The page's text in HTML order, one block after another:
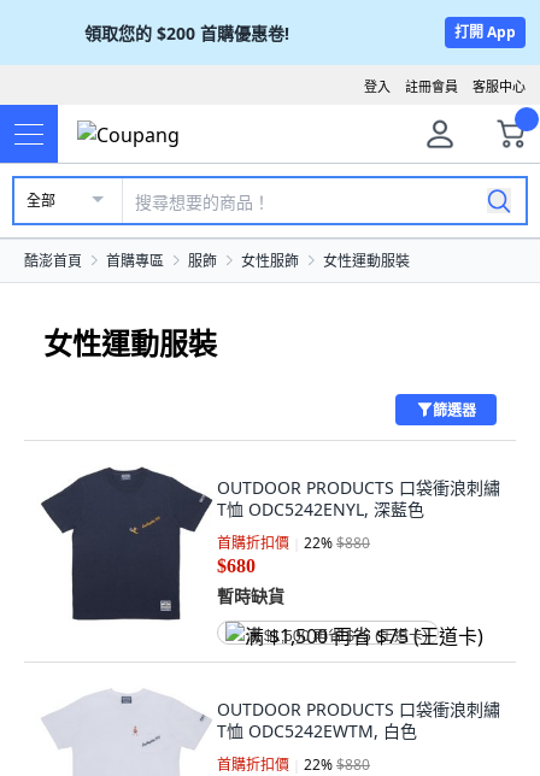
領取您的 $200 首購優惠卷! 打開 App
客服中心
註冊會員
登入
全部
酷澎首頁 首購專區 服飾 女性服飾 女性運動服裝
女性運動服裝
篩選器
OUTDOOR PRODUCTS 口袋衝浪刺繡
T恤 ODC5242ENYL, 深藍色
首購折扣價 22%$880
$680
暫時缺貨
满 $1,500 再省 $75 (王道卡)
OUTDOOR PRODUCTS 口袋衝浪刺繡
T恤 ODC5242EWTM, 白色
首購折扣價 22%$880